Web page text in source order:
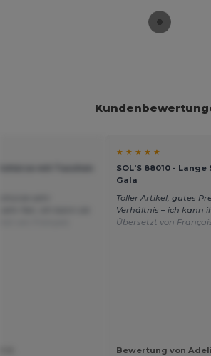
★ ★ ★ ★ ★
SOL'S 88010 -
Gala
Toller Artikel, gutes
Verhältnis – ich kann
Übersetzt von
Bewertung von